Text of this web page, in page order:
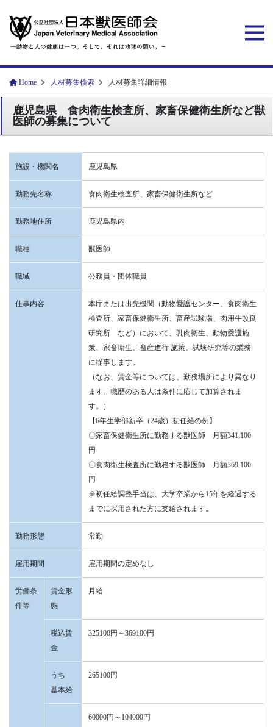
Home 人材募集検索 人材募集詳細情報
鹿児島県 食肉衛生検査所、家畜保健衛生所など獣
医師の募集について
施設・機関名 鹿児島県
勤務先名称 食肉衛生検査所、家畜保健衛生所など
勤務地住所 鹿児島県内
職種 獣医師
職域 公務員・団体職員
仕事内容
本庁または出先機関（動物愛護センター、食肉衛生
検査所、家畜保健衛生所、畜産試験場、肉用牛改良
研究所 など）において、乳肉衛生、動物愛護施
策、家畜衛生、畜産進行 施策、試験研究等の業務
に従事します。
（なお、賃金等については、勤務場所により異なり
ます。職歴のある人は条件に応じて加算されま
す。）
【6年生学部新卒（24歳）初任給の例】
〇家畜保健衛生所に勤務する獣医師 月額341,100
円
〇食肉衛生検査所に勤務する獣医師 月額369,100
円
※初任給調整手当は、大学卒業から15年を経過する
までに採用された方に支給されます。
勤務形態 常勤
雇用期間 雇用期間の定めなし
労働条
件等
賃金形
態
月給
税込賃
金
325100円～369100円
うち
基本給
265100円
60000円～104000円